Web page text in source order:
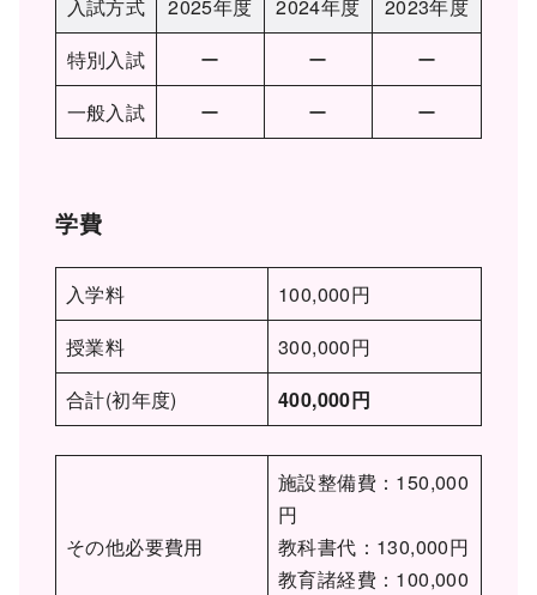
入試方式 2025年度 2024年度
2023年度
特別入試
ー ー
ー
一般入試
ー ー ー
学費
入学料
100,000円
授業料
300,000円
合計(初年度)
400,000円
その他必要費用
施設整備費：150,000
円
教科書代：130,000円
教育諸経費：100,000